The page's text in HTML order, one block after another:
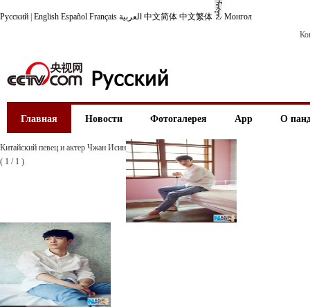
Русский English Español Français العربية 中文简体 中文繁体
Монгол
Главная Новости Фотогалерея App О
Китайский певец и актер Чжан Исин
( 1 / 1 )